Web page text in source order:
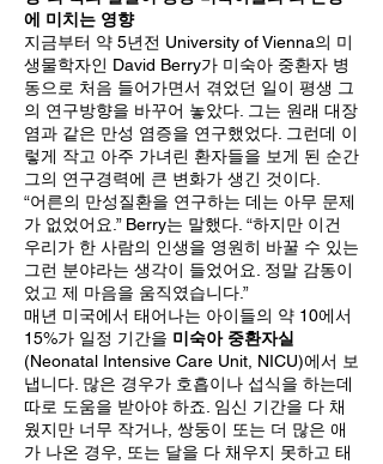
에 미치는 영향
지금부터 약 5년전 University of Vienna의 미
생물학자인 David Berry가 미숙아 중환자 병
동으로 처음 들어가면서 겪었던 일이 평생 그
의 연구방향을 바꾸어 놓았다. 그는 원래 대장
염과 같은 만성 염증을 연구했었다. 그런데 이
렇게 작고 아주 가녀린 환자들을 보게 된 순간
그의 연구경력에 큰 변화가 생긴 것이다.
“어른의 만성질환을 연구하는 데는 아무 문제
가 없었어요.” Berry는 말했다. “하지만 이건
우리가 한 사람의 인생을 영원히 바꿀 수 있는
그런 분야라는 생각이 들었어요. 정말 감동이
었고 제 마음을 움직였습니다.”
매년 미국에서 태어나는 아이들의 약 10에서
15%가 일정 기간을 미숙아 중환자실
(Neonatal Intensive Care Unit, NICU)에서 보
냅니다. 많은 경우가 호흡이나 섭식을 하는데
따로 도움을 받아야 하죠. 임신 기간을 다 채
웠지만 너무 작거나, 쌍둥이 또는 더 많은 애
가 나온 경우, 또는 달을 다 채우지 못하고 태